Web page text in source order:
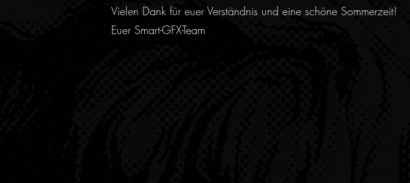
Vielen Dank für euer Verständnis und eine schöne Sommerzeit!
Euer Smart-GFX-Team